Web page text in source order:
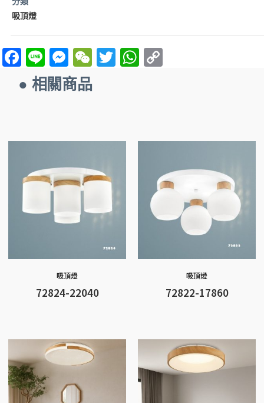
吸頂燈
F
a
ce
k
Li
n
e
M
es
se
W
e
T
w
W
h
k
● 相關商品
吸頂燈
72824-22040
吸頂燈
72822-17860